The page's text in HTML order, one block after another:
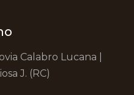
Calabro Lucana |
J. (RC)